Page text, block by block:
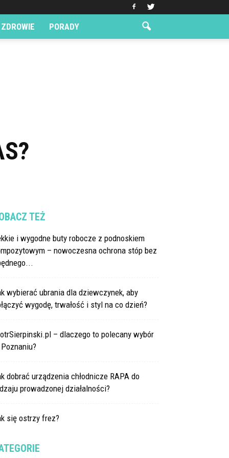
ZDROWIE PORADY
TEŻ
i wygodne buty robocze z podnoskiem
– nowoczesna ochrona stóp bez
wybierać ubrania dla dziewczynek, aby
wygodę, trwałość i styl na co dzień?
– dlaczego to polecany wybór
dobrać urządzenia chłodnicze RAPA do
prowadzonej działalności?
się ostrzy frez?